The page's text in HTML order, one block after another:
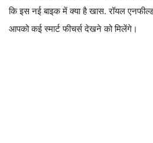
कि इस नई बाइक में क्या है खास. रॉयल
आपको कई स्मार्ट फीचर्स देखने को मिलेंगे।